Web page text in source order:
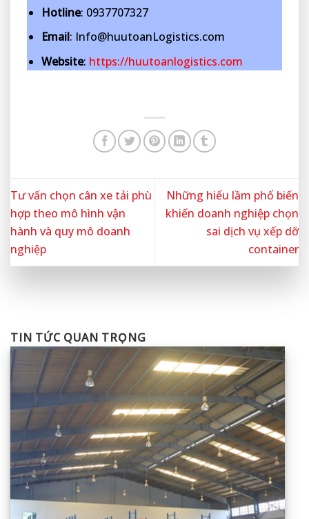
Hotline: 0937707327
Email: Info@huutoanLogistics.com
Website: https://huutoanlogistics.com
Tư vấn chọn cân xe tải phù
hợp theo mô hình vận
hành và quy mô doanh
nghiệp
Những hiểu lầm phổ biến
khiến doanh nghiệp chọn
sai dịch vụ xếp dỡ
container
TIN TỨC QUAN TRỌNG